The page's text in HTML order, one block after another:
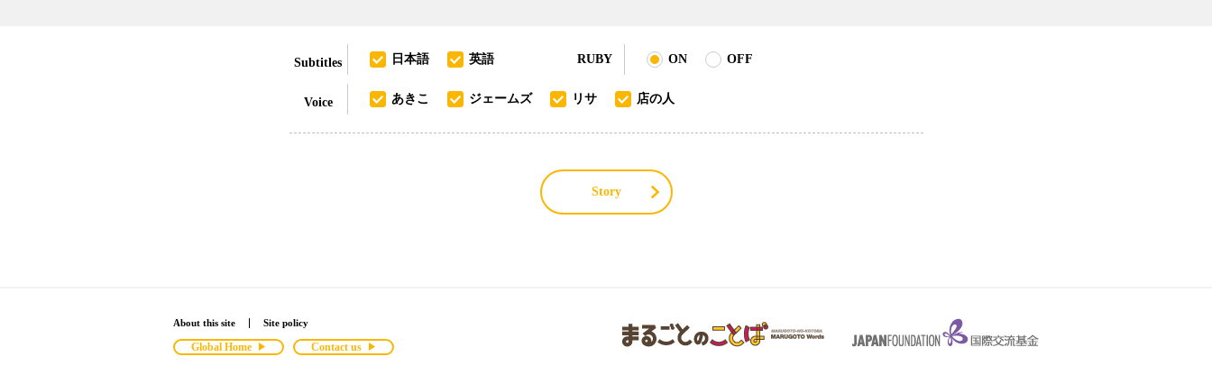
Subtitles 日本語 英語 RUBY ON OFF
Voice あきこ ジェームズ リサ 店の人
Story
About this site Site policy
Global Home Contact us